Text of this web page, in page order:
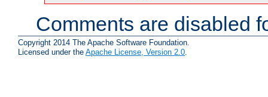
Comments are disabled
Copyright 2014 The Apache Software Foundation.
Licensed under the Apache License, Version 2.0